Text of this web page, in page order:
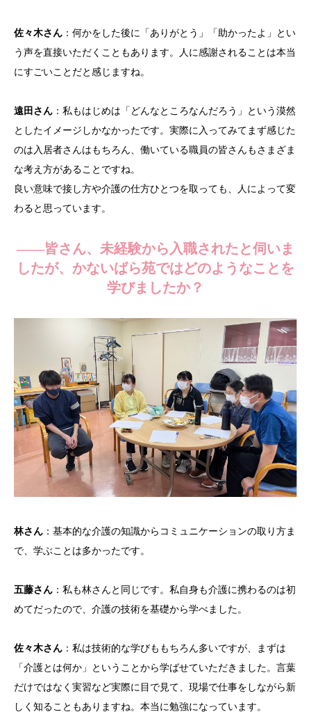
佐々木さん ：何かをした後に「ありがとう」「助かったよ」とい
う声を直接いただくこともあります。人に感謝されることは本当
にすごいことだと感じますね。
遠田さん ：私もはじめは「どんなところなんだろう」という漠然
としたイメージしかなかったです。実際に入ってみてまず感じた
のは入居者さんはもちろん、働いている職員の皆さんもさまざま
な考え方があることですね。
良い意味で接し方や介護の仕方ひとつを取っても、人によって変
わると思っています。
——皆さん、未経験から入職されたと伺いま
したが、かないばら苑ではどのようなことを
学びましたか？
林さん ：基本的な介護の知識からコミュニケーションの取り方ま
で、学ぶことは多かったです。
五藤さん ：私も林さんと同じです。私自身も介護に携わるのは初
めてだったので、介護の技術を基礎から学べました。
佐々木さん ：私は技術的な学びももちろん多いですが、まずは
「介護とは何か」ということから学ばせていただきました。言葉
だけではなく実習など実際に目で見て、現場で仕事をしながら新
しく知ることもありますね。本当に勉強になっています。